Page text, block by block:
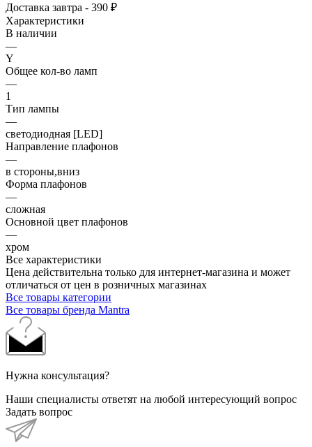
Доставка завтра - 390 ₽
Характеристики
В наличии
—
Y
Общее кол-во ламп
—
1
Тип лампы
—
светодиодная [LED]
Направление плафонов
—
в стороны,вниз
Форма плафонов
—
сложная
Основной цвет плафонов
—
хром
Все характеристики
Цена действительна только для интернет-магазина и может
отличаться от цен в розничных магазинах
Все товары категории
Все товары бренда Mantra
Нужна консультация?
Наши специалисты ответят на любой интересующий вопрос
Задать вопрос